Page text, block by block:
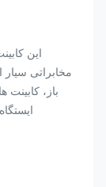
این
مخابراتی سیار
باز، کابینت